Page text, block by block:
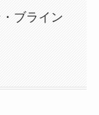
ブライン